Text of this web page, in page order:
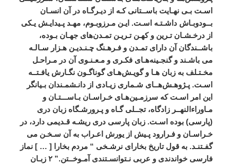
اسـت بـی ‌نهـايت باســتانی کـه از ديـرگـاه در آن انسـان
بــودوبـاش داشـتـه اسـت. ايـن مـرزوبـوم، مهـد پـيدايـش يـکی
از درخـشـان ‌تـرين و کهـن ‌تـريـن تمـدنهای جهـان بـوده،
باشــندگان آن دارای تمـدن و فـرهـنگ چـنـديـن هـزار سـالـه
می باشـند و گنجـينههـای فکـری و مـعـنـوی آن در مـراحـل
مخـتـلف به زبان ‌هـا و گويـشهـای گوناگـون نگـارش يافـتــه
اسـت.پـژوهـشهــای شـماری زيـادی از دانـشمـندان بـيانگر
اين امر اسـت که سرزمـينهـای خـراسـان بـاســـتـان و
مـاوراءالنهــر زادگاه، تجــلی گـاه و پـرورشـگاه زبان دری
(پارسی)بوده اسـت.زبان پارسی دری ريشـه قـديمی دارد، در
خـراسـان و فـرارود پـيش از يورش اعـراب به آن سـخـن می
گفـتنـد.به قول تاريخ بخارای نرشـخی “مردم بخارا [ … ]نماز
فارسی خواندندی و عربی نـتوانسـتندی آمـوخــتن.”۲ زبـان